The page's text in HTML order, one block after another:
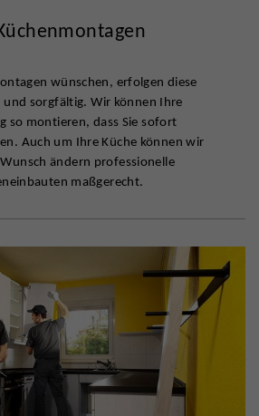
wünschen, erfolgen diese
sorgfältig. Wir können Ihre
so montieren, dass Sie sofort
Auch um Ihre Küche können wir
ändern professionelle
maßgerecht.